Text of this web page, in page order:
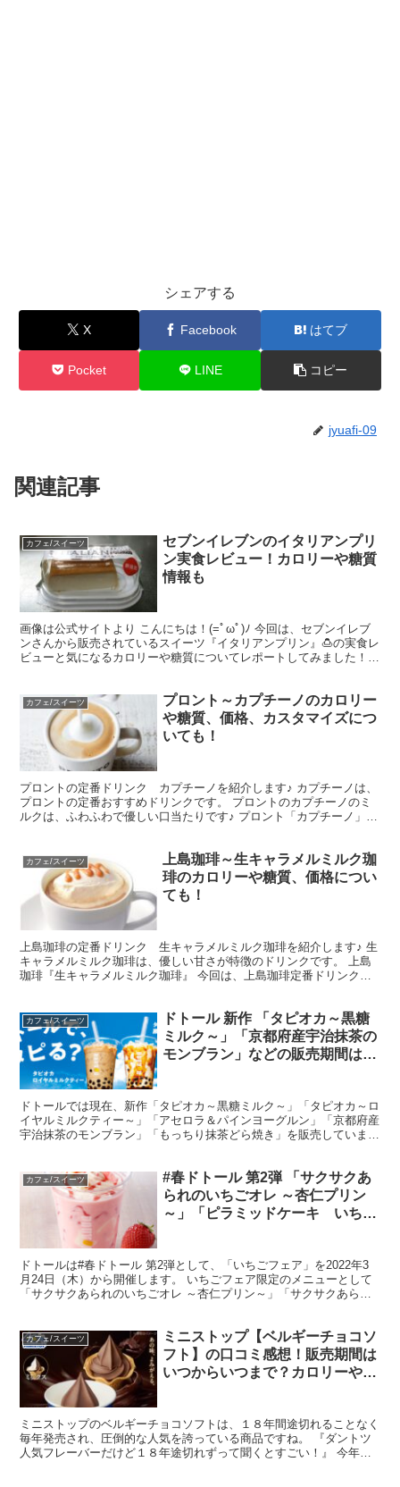
シェアする
X Facebook はてブ
Pocket LINE コピー
jyuafi-09
関連記事
カフェ/スイーツ
セブンイレブンのイタリアンプリ
ン実食レビュー！カロリーや糖質
情報も
画像は公式サイトより こんにちは！(=ﾟωﾟ)ﾉ 今回は、セブンイレブ
ンさんから販売されているスイーツ『イタリアンプリン』🍮の実食レ
ビューと気になるカロリーや糖質についてレポートしてみました！
カフェ/スイーツ
プロント～カプチーノのカロリー
や糖質、価格、カスタマイズにつ
いても！
プロントの定番ドリンク カプチーノを紹介します♪ カプチーノは、
プロントの定番おすすめドリンクです。 プロントのカプチーノのミ
ルクは、ふわふわで優しい口当たりです♪ プロント「カプチーノ」
カフェ/スイーツ
上島珈琲～生キャラメルミルク珈
琲のカロリーや糖質、価格につい
ても！
上島珈琲の定番ドリンク 生キャラメルミルク珈琲を紹介します♪ 生
キャラメルミルク珈琲は、優しい甘さが特徴のドリンクです。 上島
珈琲『生キャラメルミルク珈琲』 今回は、上島珈琲定番ドリンク
カフェ/スイーツ
ドトール 新作 「タピオカ～黒糖
ミルク～」「京都府産宇治抹茶の
モンブラン」などの販売期間はい
ドトールでは現在、新作「タピオカ～黒糖ミルク～」「タピオカ～ロ
イヤルミルクティー～」「アセロラ＆パインヨーグルン」「京都府産
宇治抹茶のモンブラン」「もっちり抹茶どら焼き」を販売していま
カフェ/スイーツ
#春ドトール 第2弾 「サクサクあ
られのいちごオレ ～杏仁プリン
～」「ピラミッドケーキ いち
ドトールは#春ドトール 第2弾として、「いちごフェア」を2022年3
月24日（木）から開催します。 いちごフェア限定のメニューとして
「サクサクあられのいちごオレ ～杏仁プリン～」「サクサクあられ
カフェ/スイーツ
ミニストップ【ベルギーチョコソ
フト】の口コミ感想！販売期間は
いつからいつまで？カロリーや糖
ミニストップのベルギーチョコソフトは、１８年間途切れることなく
毎年発売され、圧倒的な人気を誇っている商品ですね。 『ダントツ
人気フレーバーだけど１８年途切れずって聞くとすごい！』 今年の